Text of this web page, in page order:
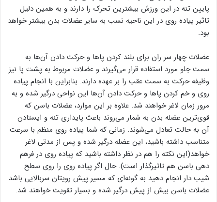
پایین تنه در این ورزش بیشترین تحرک را دارند و به همین دلیل
تاثیر پیاده روی در این ناحیه نسب به سایر عضلات بدن بیشتر خواهد
بود.
عضلات چهار سر ران برای بلند کردن پا‌ها و حرکت دادن آن‌ها به
سمت جلو مورد استفاده قرار می‌گیرند و عضلات مربوط به پشت پا نیز
وظیفه حرکت به سمت عقب را بر عهده دارند. بنابراین با انجام پیاده
روی و خم کردن پا‌ها و حرکت دادن آن‌ها این نواحی درگیر شده و به
مرور زمان لاغر خواهند شد. علاوه بر این موارد، عضلات باسن که
قوی‌ترین عضله بدن به شمار می‌روند باعث پایداری تنه و ایستادن
آن به حالت تعادل می‌شوند. زمانی که شما پیاده روی منظم با سرعت
متناسب داشته باشید، این عضله درگیر شده و پس از مدتی لاغر
خواهد(این نکته را هم در نظر داشته باشید که پیاده روی در فرهم
دهی باسن هم تاثیرگذار است). حال اگر پیاده روی را روی سطح
شیب دار انجام دهید به گونه‌ای که مسیر پیش رویتان سربالایی باشد
عضلات باسن بیش از پیش درگیر شده و بسیار تقویت خواهند شد.